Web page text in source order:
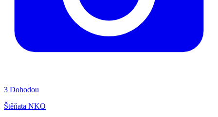
3 Dohodou
Štěňata NKO